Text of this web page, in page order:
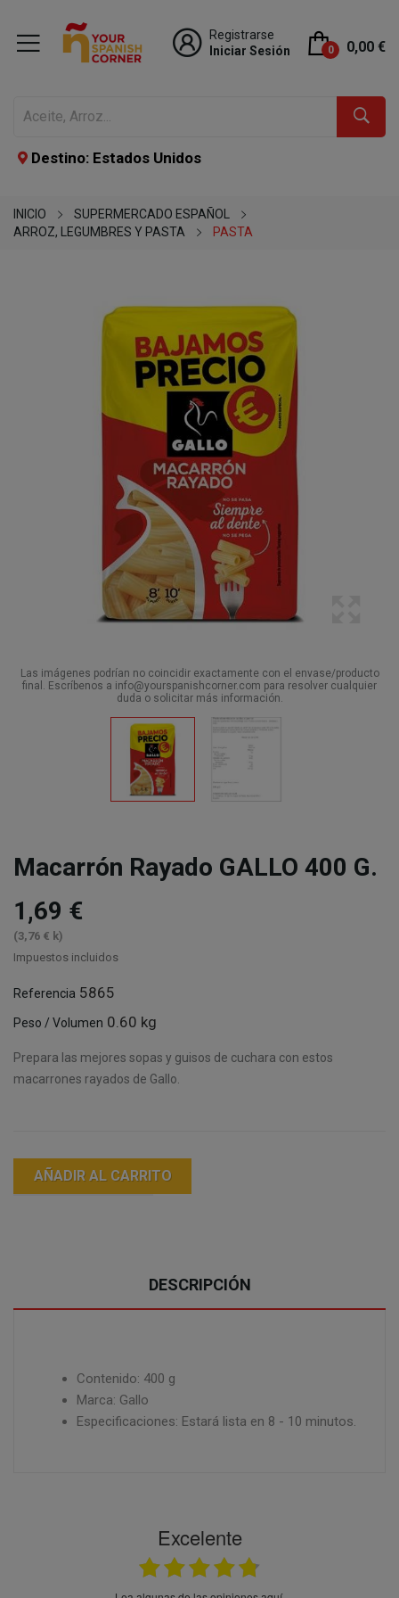
Registrarse
Iniciar Sesión
0 0,00 €
Destino: Estados Unidos
INICIO
SUPERMERCADO ESPAÑOL
ARROZ, LEGUMBRES Y PASTA
PASTA
Las imágenes podrían no coincidir exactamente con el envase/producto
final. Escríbenos a info@yourspanishcorner.com para resolver cualquier
duda o solicitar más información.
Macarrón Rayado GALLO 400 G.
1,69 €
(3,76 € k)
Impuestos incluidos
Referencia 5865
Peso / Volumen 0.60 kg
Prepara las mejores sopas y guisos de cuchara con estos
macarrones rayados de Gallo.
AÑADIR AL CARRITO
DESCRIPCIÓN
Contenido: 400 g
Marca: Gallo
Especificaciones: Estará lista en 8 - 10 minutos.
Excelente